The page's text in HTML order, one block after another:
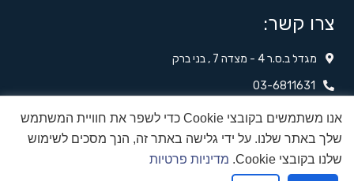
צרו קשר:
מגדל ב.ס.ר 4 - מצדה 7 , בני ברק
03-6811631
לשליחת הודעה מיידית‬‬
office@nituv.net
אנו משתמשים בקובצי Cookie כדי לשפר את חוויית המשתמש
שלך באתר שלנו. על ידי גלישה באתר זה, הנך מסכים לשימוש
שלנו בקובצי Cookie.
מדיניות פרטיות